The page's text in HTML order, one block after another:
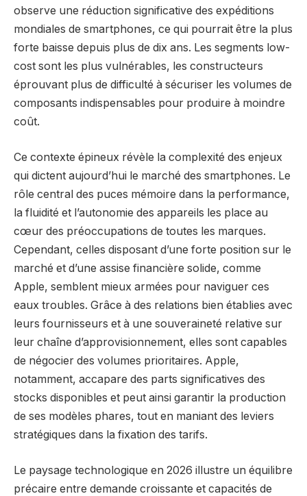
observe une réduction significative des expéditions
mondiales de smartphones, ce qui pourrait être la plus
forte baisse depuis plus de dix ans. Les segments low-
cost sont les plus vulnérables, les constructeurs
éprouvant plus de difficulté à sécuriser les volumes de
composants indispensables pour produire à moindre
coût.
Ce contexte épineux révèle la complexité des enjeux
qui dictent aujourd’hui le marché des smartphones. Le
rôle central des puces mémoire dans la performance,
la fluidité et l’autonomie des appareils les place au
cœur des préoccupations de toutes les marques.
Cependant, celles disposant d’une forte position sur le
marché et d’une assise financière solide, comme
Apple, semblent mieux armées pour naviguer ces
eaux troubles. Grâce à des relations bien établies avec
leurs fournisseurs et à une souveraineté relative sur
leur chaîne d’approvisionnement, elles sont capables
de négocier des volumes prioritaires. Apple,
notamment, accapare des parts significatives des
stocks disponibles et peut ainsi garantir la production
de ses modèles phares, tout en maniant des leviers
stratégiques dans la fixation des tarifs.
Le paysage technologique en 2026 illustre un équilibre
précaire entre demande croissante et capacités de